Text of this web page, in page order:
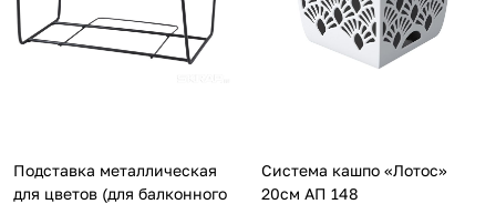
Подставка металлическая
для цветов (для балконного
Система кашпо «Лотос»
20см АП 148